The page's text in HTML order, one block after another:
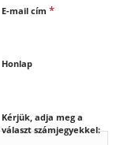
E-mail cím *
Honlap
Kérjük, adja meg a
választ számjegyekkel: